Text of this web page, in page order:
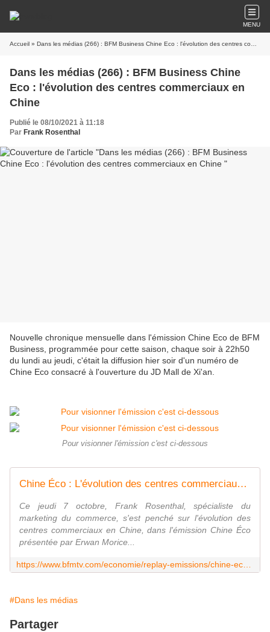
MENU
Accueil » Dans les médias (266) : BFM Business Chine Eco : l'évolution des centres commerciaux en Chine
Dans les médias (266) : BFM Business Chine
Eco : l'évolution des centres commerciaux en
Chine
Publié le 08/10/2021 à 11:18
Par Frank Rosenthal
Nouvelle chronique mensuelle dans l'émission Chine Eco de BFM
Business, programmée pour cette saison, chaque soir à 22h50
du lundi au jeudi, c'était la diffusion hier soir d'un numéro de
Chine Eco consacré à l'ouverture du JD Mall de Xi'an.
Pour visionner l'émission c'est ci-dessous
Chine Éco : L'évolution des centres commerciaux en Chine, par Erwan Morice - 07/10
Ce jeudi 7 octobre, Frank Rosenthal, spécialiste du
marketing du commerce, s'est penché sur l'évolution des
centres commerciaux en Chine, dans l'émission Chine Éco
présentée par Erwan Morice...
#Dans les médias
Partager